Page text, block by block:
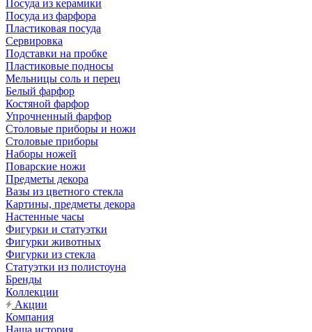
Посуда из керамики
Посуда из фарфора
Пластиковая посуда
Сервировка
Подставки на пробке
Пластиковые подносы
Мельницы соль и перец
Белый фарфор
Костяной фарфор
Упрочненный фарфор
Столовые приборы и ножи
Столовые приборы
Наборы ножей
Поварские ножи
Предметы декора
Вазы из цветного стекла
Картины, предметы декора
Настенные часы
Фигурки и статуэтки
Фигурки животных
Фигурки из стекла
Статуэтки из полистоуна
Бренды
Коллекции
Акции
Компания
Наша история